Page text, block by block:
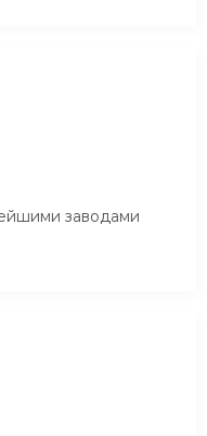
заводами